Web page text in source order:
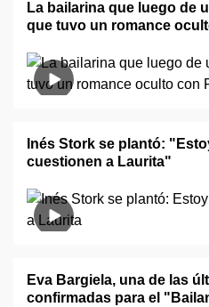
La bailarina que luego de
que tuvo un romance
Inés Stork se plantó:
cuestionen a Laurita"
Eva Bargiela, una de las
confirmadas para el